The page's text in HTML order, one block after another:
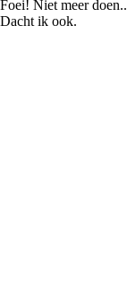
Foei! Niet meer doen..
Dacht ik ook.